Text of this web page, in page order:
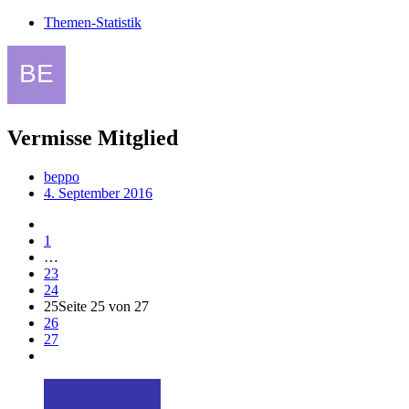
Themen-Statistik
Vermisse Mitglied
beppo
4. September 2016
1
…
23
24
25Seite 25 von 27
26
27